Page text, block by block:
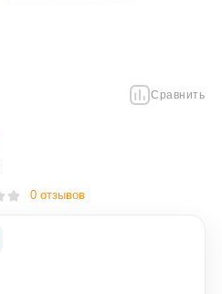
Сравнить
0 отзывов